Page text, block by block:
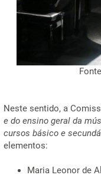
Neste sentido, a
e do ensino geral da
cursos básico e
elementos:
Maria Leonor de